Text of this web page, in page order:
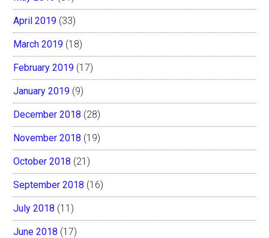
April 2019 (33)
March 2019 (18)
February 2019 (17)
January 2019 (9)
December 2018 (28)
November 2018 (19)
October 2018 (21)
September 2018 (16)
July 2018 (11)
June 2018 (17)